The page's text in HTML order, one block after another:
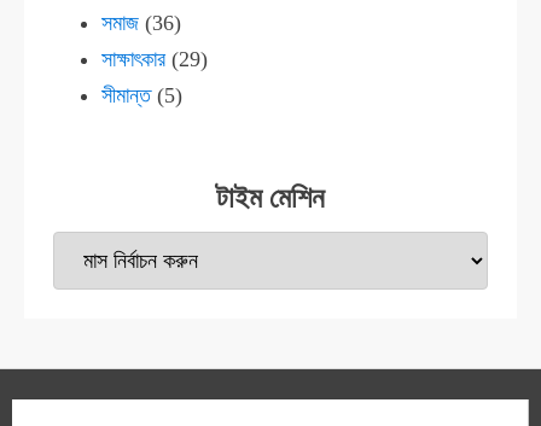
সমাজ (36)
সাক্ষাৎকার(29)
সীমান্ত(5)
টাইম মেশিন
টাইম
মেশিন